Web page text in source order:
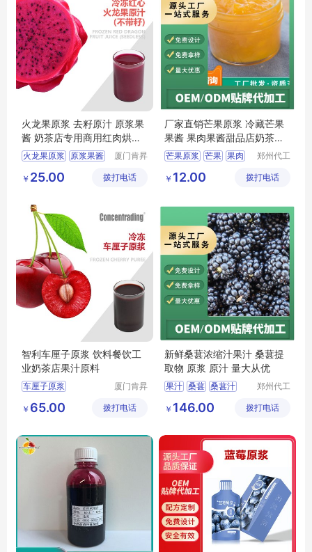
火龙果原浆 去籽原汁 原浆果
酱 奶茶店专用商用红肉烘培
饮料果肉
火龙果原浆
原浆果酱
餐饮果汁原料
厦门肯昇
限公司
￥ 25.00 拨打电话
厂家直销芒果原浆 冷藏芒果
果酱 果肉果酱甜品店奶茶店
商用批发
芒果原浆 芒果 果肉
郑州代工
技有限公
￥ 12.00 拨打电话
智利车厘子原浆 饮料餐饮工
业奶茶店果汁原料
车厘子原浆
车厘子果酱
果汁原料
厦门肯昇
限公司
￥ 65.00 拨打电话
新鲜桑葚浓缩汁果汁 桑葚提
取物 原浆 原汁 量大从优
果汁 桑葚 桑葚汁
郑州代工
技有限公
￥ 146.00 拨打电话